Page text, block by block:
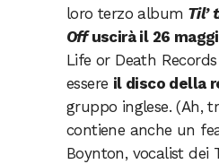
loro terzo album Til’
Offuscirà il 26
Life or Death
essere il disco della
gruppo inglese. (Ah,
contiene anche un
Boynton, vocalist dei